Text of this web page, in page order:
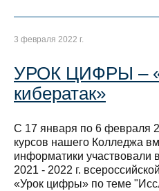
3 февраля 2022 г.
УРОК ЦИФРЫ –
кибератак»
С 17 января по 6 февраля
курсов нашего Колледжа
информатики участвовали
2021 - 2022 г.
«Урок цифры» по теме